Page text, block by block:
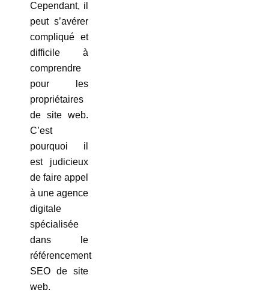
Cependant, il
peut s’avérer
compliqué et
difficile à
comprendre
pour les
propriétaires
de site web.
C’est
pourquoi il
est judicieux
de faire appel
à une agence
digitale
spécialisée
dans le
référencement
SEO de site
web.